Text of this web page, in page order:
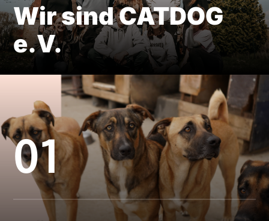
Wir sind CATDOG
e.V.
01